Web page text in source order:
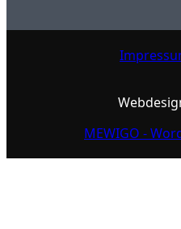
MEWIGO -